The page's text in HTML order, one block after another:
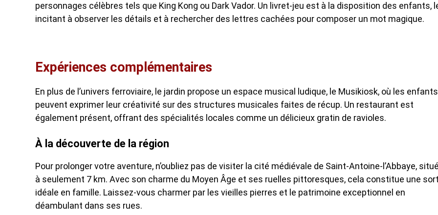
personnages célèbres tels que King Kong ou Dark Vador. Un livret-jeu est à la disposition des enfants,
incitant à observer les détails et à rechercher des lettres cachées pour composer un mot magique.
Expériences complémentaires
En plus de l’univers ferroviaire, le jardin propose un espace musical ludique, le Musikiosk, où les enfants
peuvent exprimer leur créativité sur des structures musicales faites de récup. Un restaurant est
également présent, offrant des spécialités locales comme un délicieux gratin de ravioles.
À la découverte de la région
Pour prolonger votre aventure, n’oubliez pas de visiter la cité médiévale de Saint-Antoine-l’Abbaye,
à seulement 7 km. Avec son charme du Moyen Âge et ses ruelles pittoresques, cela constitue une
idéale en famille. Laissez-vous charmer par les vieilles pierres et le patrimoine exceptionnel en
déambulant dans ses rues.